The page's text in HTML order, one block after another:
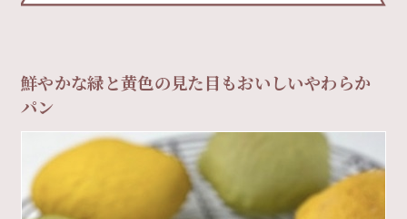
鮮やかな緑と黄色の見た目もおいしいやわらか
パン